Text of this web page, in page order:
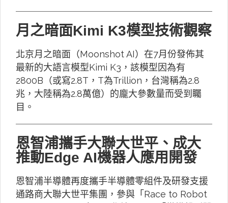
月之暗面Kimi K3模型技術觀察
北京月之暗面（Moonshot AI）在7月份發佈其
最新的大語言模型Kimi K3，該模型因為有
2800B（或寫2.8T，T為Trillion，台灣稱為2.8
兆，大陸稱為2.8萬億）的龐大參數量而受到矚
目。
恩智浦攜手大聯大世平、成大
推動Edge AI機器人應用開發
恩智浦半導體再度攜手半導體零組件及研發支援
通路商大聯大世平集團，參與「Race to Robot